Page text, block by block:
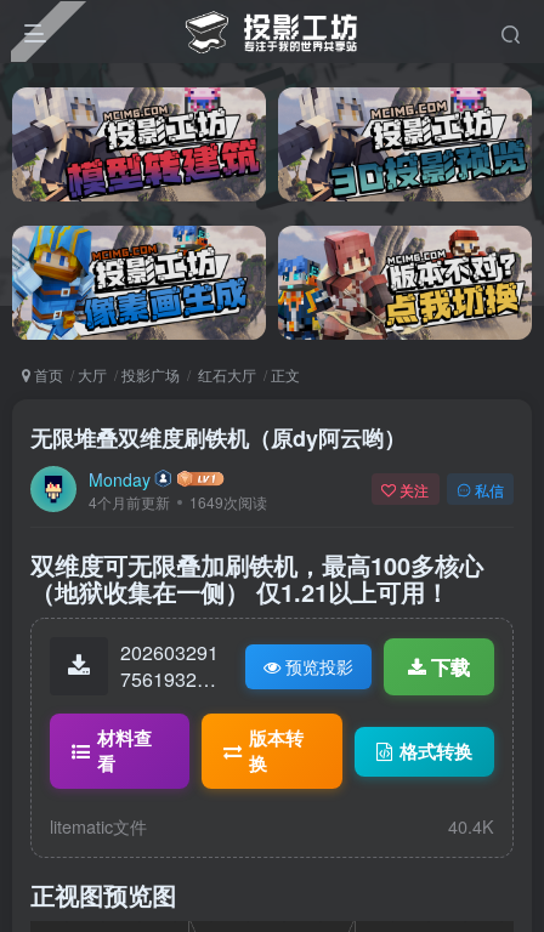
首页 大厅 投影广场 红石大厅 正文
无限堆叠双维度刷铁机（原dy阿云哟）
Monday
4个月前更新 1649次阅读
关注 私信
双维度可无限叠加刷铁机，最高100多核心
（地狱收集在一侧） 仅1.21以上可用！
202603291
75619324-
叠双维刷铁
预览投影 下载
材料查
看
版本转
换
格式转换
litematic文件 40.4K
正视图预览图